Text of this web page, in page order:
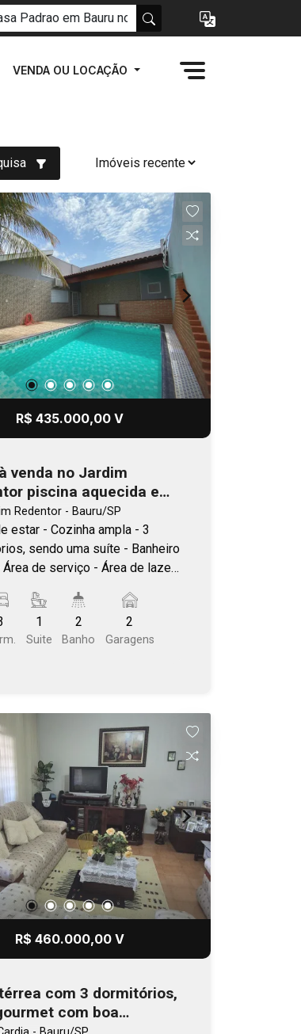
VENDA OU LOCAÇÃO
R$ 435.000,00 V
venda no Jardim
piscina aquecida e
fotovoltaica são
nesse imóvel
Redentor - Bauru/SP
estar - Cozinha ampla - 3
sendo uma suíte - Banheiro
- Garagem para 2 veículos -
fotovoltaica - Área construída
em terreno de 208 m² Casa
internos.
1
Suite
2
Banho
2
Garagens
R$ 460.000,00 V
com 3 dormitórios,
com boa